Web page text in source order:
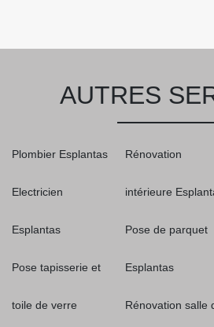
AUTRES
Plombier Esplantas
Electricien
Esplantas
Pose tapisserie et
toile de verre
Rénovation
intérieure
Pose de parquet
Esplantas
Rénovation salle